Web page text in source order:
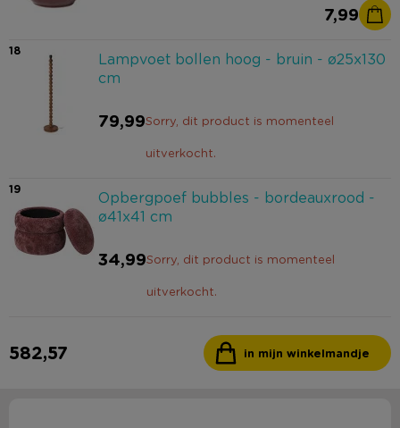
7,99
18
Lampvoet bollen hoog - bruin - ø25x130
cm
79,99Sorry, dit product is momenteel
uitverkocht.
19
Opbergpoef bubbles - bordeauxrood -
ø41x41 cm
34,99Sorry, dit product is momenteel
uitverkocht.
582,57 in mijn winkelmandje